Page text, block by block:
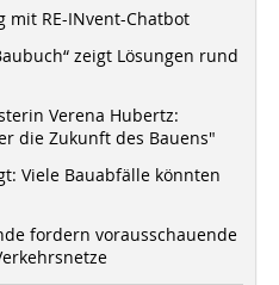
mit RE-INvent-Chatbot
zeigt Lösungen rund
Verena Hubertz:
die Zukunft des Bauens"
Viele Bauabfälle könnten
fordern vorausschauende